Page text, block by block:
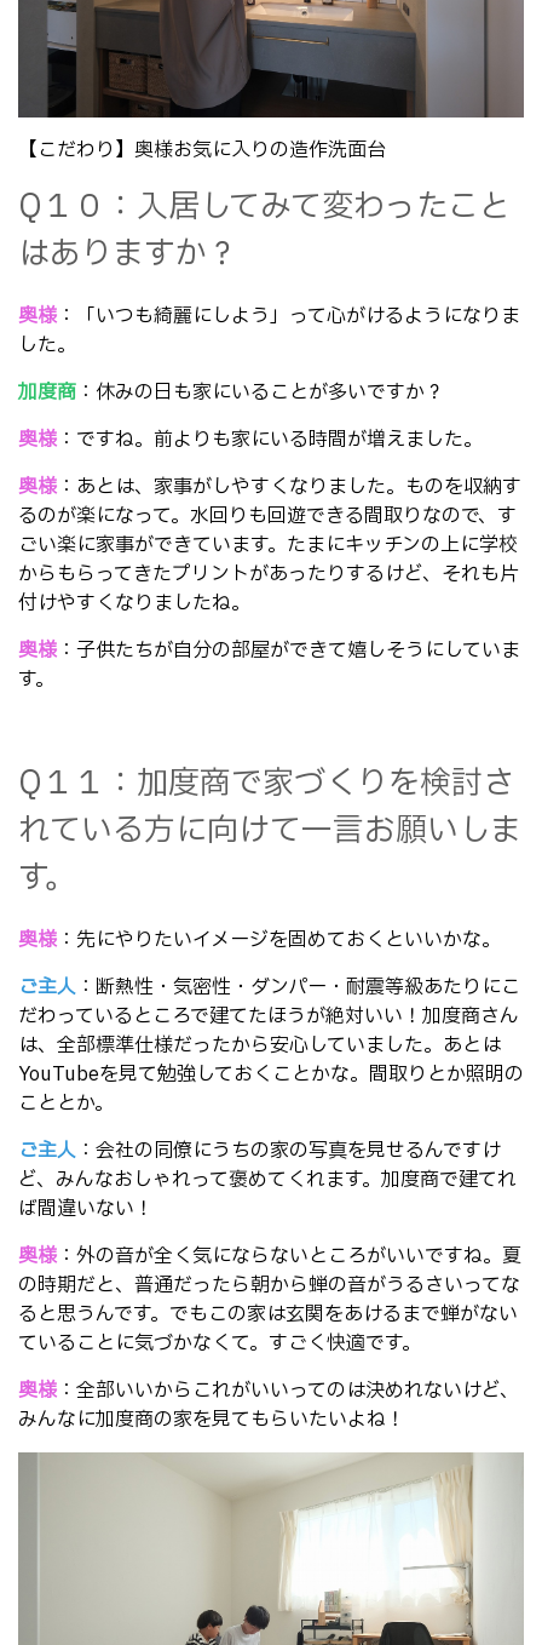
【こだわり】奥様お気に入りの造作洗面台
Q１０：入居してみて変わったこと
はありますか？
奥様 ：「いつも綺麗にしよう」って心がけるようになりま
した。
加度商 ：休みの日も家にいることが多いですか？
奥様 ：ですね。前よりも家にいる時間が増えました。
奥様 ：あとは、家事がしやすくなりました。ものを収納す
るのが楽になって。水回りも回遊できる間取りなので、す
ごい楽に家事ができています。たまにキッチンの上に学校
からもらってきたプリントがあったりするけど、それも片
付けやすくなりましたね。
奥様 ：子供たちが自分の部屋ができて嬉しそうにしていま
す。
Q１１：加度商で家づくりを検討さ
れている方に向けて一言お願いしま
す。
奥様 ：先にやりたいイメージを固めておくといいかな。
ご主人 ：断熱性・気密性・ダンパー・耐震等級あたりにこ
だわっているところで建てたほうが絶対いい！加度商さん
は、全部標準仕様だったから安心していました。あとは
YouTubeを見て勉強しておくことかな。間取りとか照明の
こととか。
ご主人 ：会社の同僚にうちの家の写真を見せるんですけ
ど、みんなおしゃれって褒めてくれます。加度商で建てれ
ば間違いない！
奥様 ：外の音が全く気にならないところがいいですね。夏
の時期だと、普通だったら朝から蝉の音がうるさいってな
ると思うんです。でもこの家は玄関をあけるまで蝉がない
ていることに気づかなくて。すごく快適です。
奥様 ：全部いいからこれがいいってのは決めれないけど、
みんなに加度商の家を見てもらいたいよね！